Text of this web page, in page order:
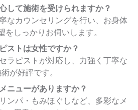
して施術を受けられますか？
なカウンセリングを行い、お身体
をしっかりお伺いします。
ストは女性ですか？
ラピストが対応し、力強く丁寧な
が好評です。
ニューがありますか？
ンパ・もみほぐしなど、多彩なメ